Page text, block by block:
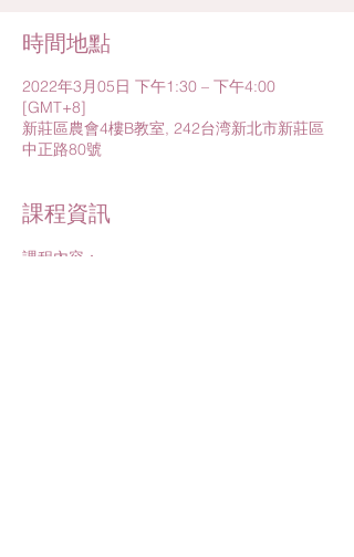
時間地點
2022年3月05日 下午1:30 – 下午4:00
[GMT+8]
新莊區農會4樓B教室, 242台湾新北市新莊區
中正路80號
課程資訊
課程內容：